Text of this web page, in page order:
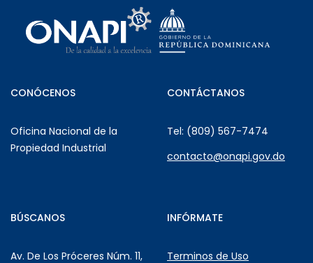
CONÓCENOS
Oficina Nacional de la
Propiedad Industrial
CONTÁCTANOS
Tel: (809) 567-7474
contacto@onapi.gov.do
BÚSCANOS
Av. De Los Próceres Núm. 11,
INFÓRMATE
Terminos de Uso